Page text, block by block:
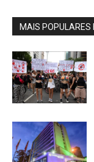
MAIS POPULARES